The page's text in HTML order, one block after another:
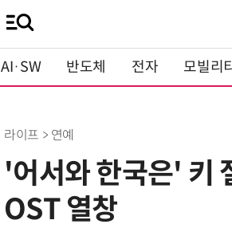
AI·SW 반도체 전자 모빌리티
라이프 > 연예
'어서와 한국은' 키
OST 열창